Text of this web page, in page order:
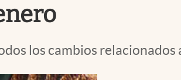
los cambios relacionados